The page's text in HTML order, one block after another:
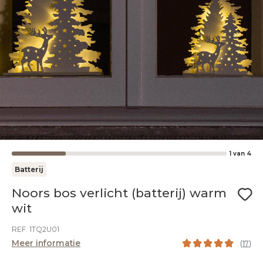
1 van 4
Batterij
Noors bos verlicht (batterij) warm
wit
REF. 1TQ2U01
Meer informatie (17)